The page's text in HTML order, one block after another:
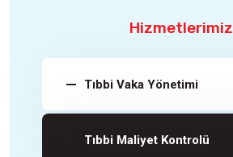
Hizmetlerimiz
Tıbbi Vaka Yönetimi
Tıbbi Maliyet Kontrolü